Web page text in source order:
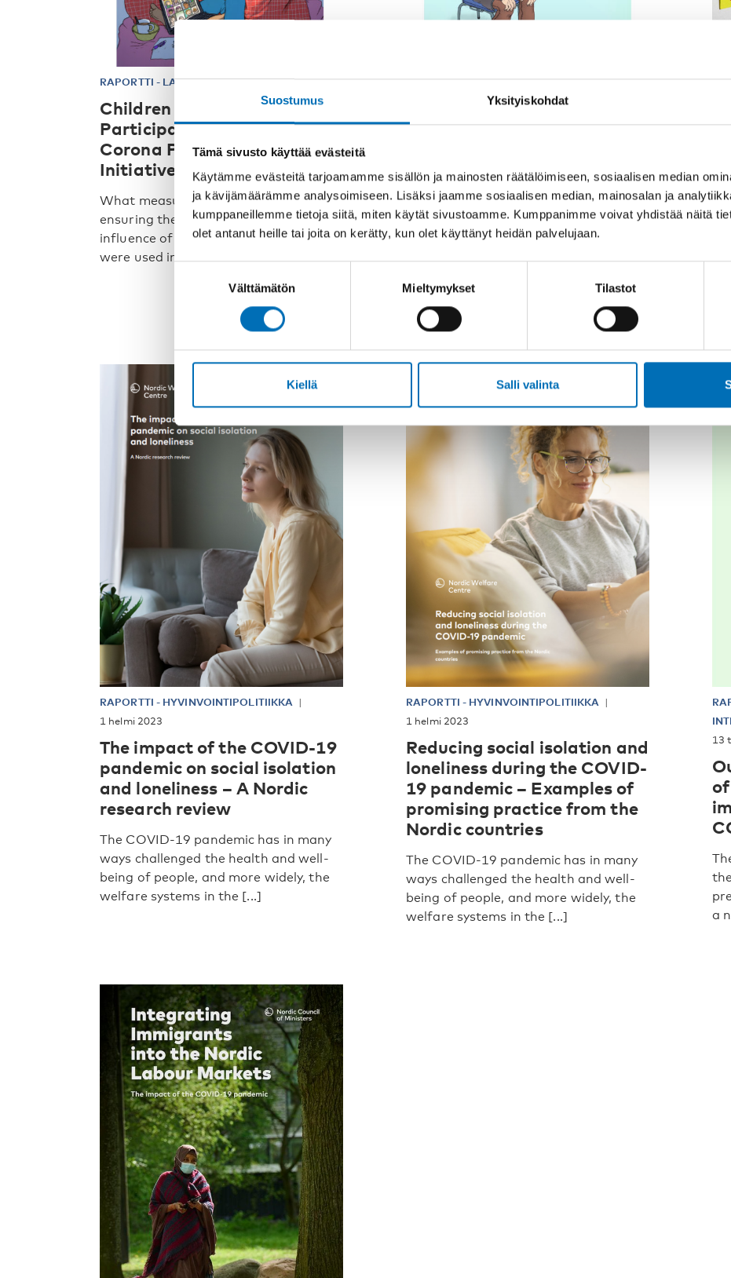
Suostumus Yksityiskohdat
Tämä sivusto käyttää evästeitä
Käytämme evästeitä tarjoamamme sisällön ja mainosten räätälöimiseen, sosiaalisen median
ja kävijämäärämme analysoimiseen. Lisäksi jaamme sosiaalisen median, mainosalan ja
kumppaneillemme tietoja siitä, miten käytät sivustoamme. Kumppanimme voivat yhdistää näitä
olet antanut heille tai joita on kerätty, kun olet käyttänyt heidän palvelujaan.
Välttämätön Mieltymykset Tilastot
Kiellä Salli valinta
RAPORTTI - LAPSET & NUORET 15 syys 2023
Children and Young People’s
Participation During the
Corona Pandemic – Nordic
Initiatives
What measures and strategies for
ensuring the participation and
influence of children and young people
were used in the Nordic cou [...]
RAPORTTI-LAPSET & NUORET 15 syys 2023
Restricted Childhood,
Interrupted Youth
impact the lives of youth in the Nordic
region? In this in-depth report, we dive
into the pandemic's [...]
21
RAPORTTI - HYVINVOINTIPOLITIIKKA
1 helmi 2023
The impact of the COVID-19
pandemic on social isolation
and loneliness – A Nordic
research review
The COVID-19 pandemic has in many
ways challenged the health and well-
being of people, and more widely, the
welfare systems in the [...]
RAPORTTI - HYVINVOINTIPOLITIIKKA
1 helmi 2023
Reducing social isolation and
loneliness during the COVID-
19 pandemic – Examples of
promising practice from the
Nordic countries
The COVID-19 pandemic has in many
ways challenged the health and well-
being of people, and more widely, the
welfare systems in the [...]
13
a